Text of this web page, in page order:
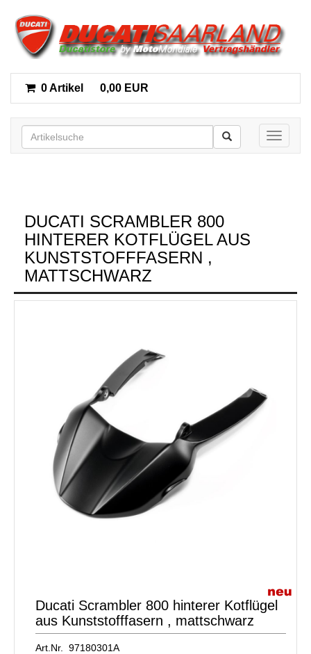
0 Artikel 0,00 EUR
Toggle
DUCATI SCRAMBLER 800
HINTERER KOTFLÜGEL AUS
KUNSTSTOFFFASERN ,
MATTSCHWARZ
Ducati Scrambler 800 hinterer Kotflügel
aus Kunststofffasern , mattschwarz
Art.Nr. 97180301A